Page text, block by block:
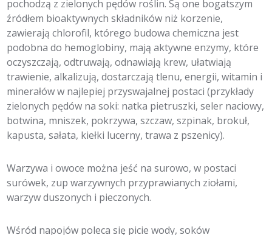
pochodzą z zielonych pędów roślin. Są one bogatszym
źródłem bioaktywnych składników niż korzenie,
zawierają chlorofil, którego budowa chemiczna jest
podobna do hemoglobiny, mają aktywne enzymy, które
oczyszczają, odtruwają, odnawiają krew, ułatwiają
trawienie, alkalizują, dostarczają tlenu, energii, witamin i
minerałów w najlepiej przyswajalnej postaci (przykłady
zielonych pędów na soki: natka pietruszki, seler naciowy,
botwina, mniszek, pokrzywa, szczaw, szpinak, brokuł,
kapusta, sałata, kiełki lucerny, trawa z pszenicy).
Warzywa i owoce można jeść na surowo, w postaci
surówek, zup warzywnych przyprawianych ziołami,
warzyw duszonych i pieczonych.
Wśród napojów poleca się picie wody, soków